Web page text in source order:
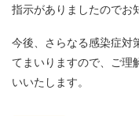
指示がありましたのでお
今後、さらなる感染症対
てまいりますので、ご理
いいたします。